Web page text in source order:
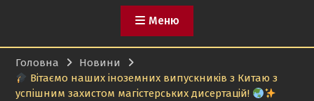
Меню
Головна
Новини
Вітаємо наших іноземних випускників з Китаю з
успішним захистом магістерських дисертацій!